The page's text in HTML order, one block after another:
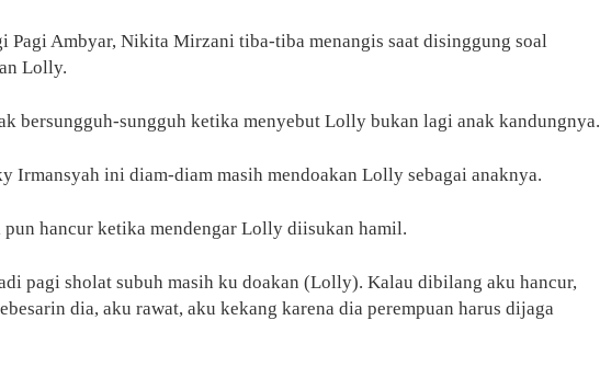
Pagi Ambyar, Nikita Mirzani tiba-tiba menangis saat disinggung soal
Lolly.
bersungguh-sungguh ketika menyebut Lolly bukan lagi anak kandungnya.
Irmansyah ini diam-diam masih mendoakan Lolly sebagai anaknya.
hancur ketika mendengar Lolly diisukan hamil.
pagi sholat subuh masih ku doakan (Lolly). Kalau dibilang aku hancur,
dia, aku rawat, aku kekang karena dia perempuan harus dijaga